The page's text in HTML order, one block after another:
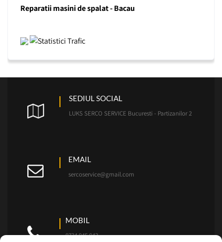
Reparatii masini de spalat - Bacau
SEDIUL SOCIAL
LUKS SERCO SERVICE Bucuresti - Partizanilor 2
EMAIL
sercoservice@gmail.com
MOBIL
0724.945.943